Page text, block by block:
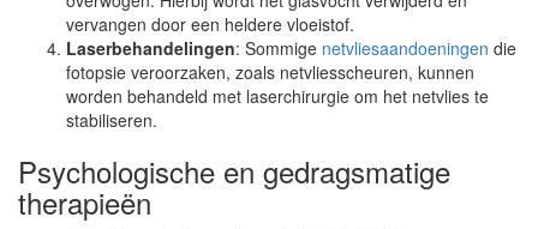
vervangen door een heldere vloeistof.
Laserbehandelingen: Sommige netvliesaandoeningen die
fotopsie veroorzaken, zoals netvliesscheuren, kunnen
worden behandeld met laserchirurgie om het netvlies te
stabiliseren.
Psychologische en gedragsmatige
therapieën